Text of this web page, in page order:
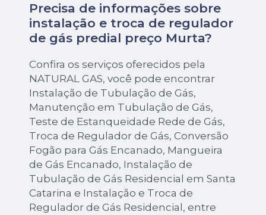
Precisa de informações sobre
instalação e troca de regulador
de gás predial preço Murta?
Confira os serviços oferecidos pela
NATURAL GAS, você pode encontrar
Instalação de Tubulação de Gás,
Manutenção em Tubulação de Gás,
Teste de Estanqueidade Rede de Gás,
Troca de Regulador de Gás, Conversão
Fogão para Gás Encanado, Mangueira
de Gás Encanado, Instalação de
Tubulação de Gás Residencial em Santa
Catarina e Instalação e Troca de
Regulador de Gás Residencial, entre